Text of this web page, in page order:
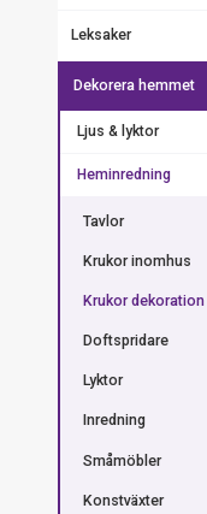
Leksaker
Dekorera hemmet
Ljus & lyktor
Heminredning
Tavlor
Krukor inomhus
Krukor dekoration
Doftspridare
Lyktor
Inredning
Småmöbler
Konstväxter